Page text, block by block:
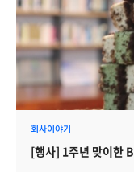
진행됐습니다. 1그룹 브
행사장 입장 때 제출했
풍선을 터뜨리는 게임
번호를 부르며 코치하
3팀의 가족들이 경품을 가져갔어요. 마
기다린 '보물찾기'였는
보물을 숨겨뒀고, 한 명
모습을 보여, 보는 이들도 절로
행운권 추첨이 시작됐습
쌍둥이 딸도 추첨에 참
자세히 전달해 드리도
통해서 브레인즈컴퍼
서류에 크게 정해진 형
작성해 제출했습니다.
적정한 분량으로 저의
개발자를 준비하며 많은
모두 담으면 지원 서류
지원자들의 서류를 검토
구성했습니다. 프로젝트
회사이야기
[행사] 1주년 맞이한